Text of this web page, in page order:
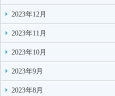
2023年12月
2023年11月
2023年10月
2023年9月
2023年8月